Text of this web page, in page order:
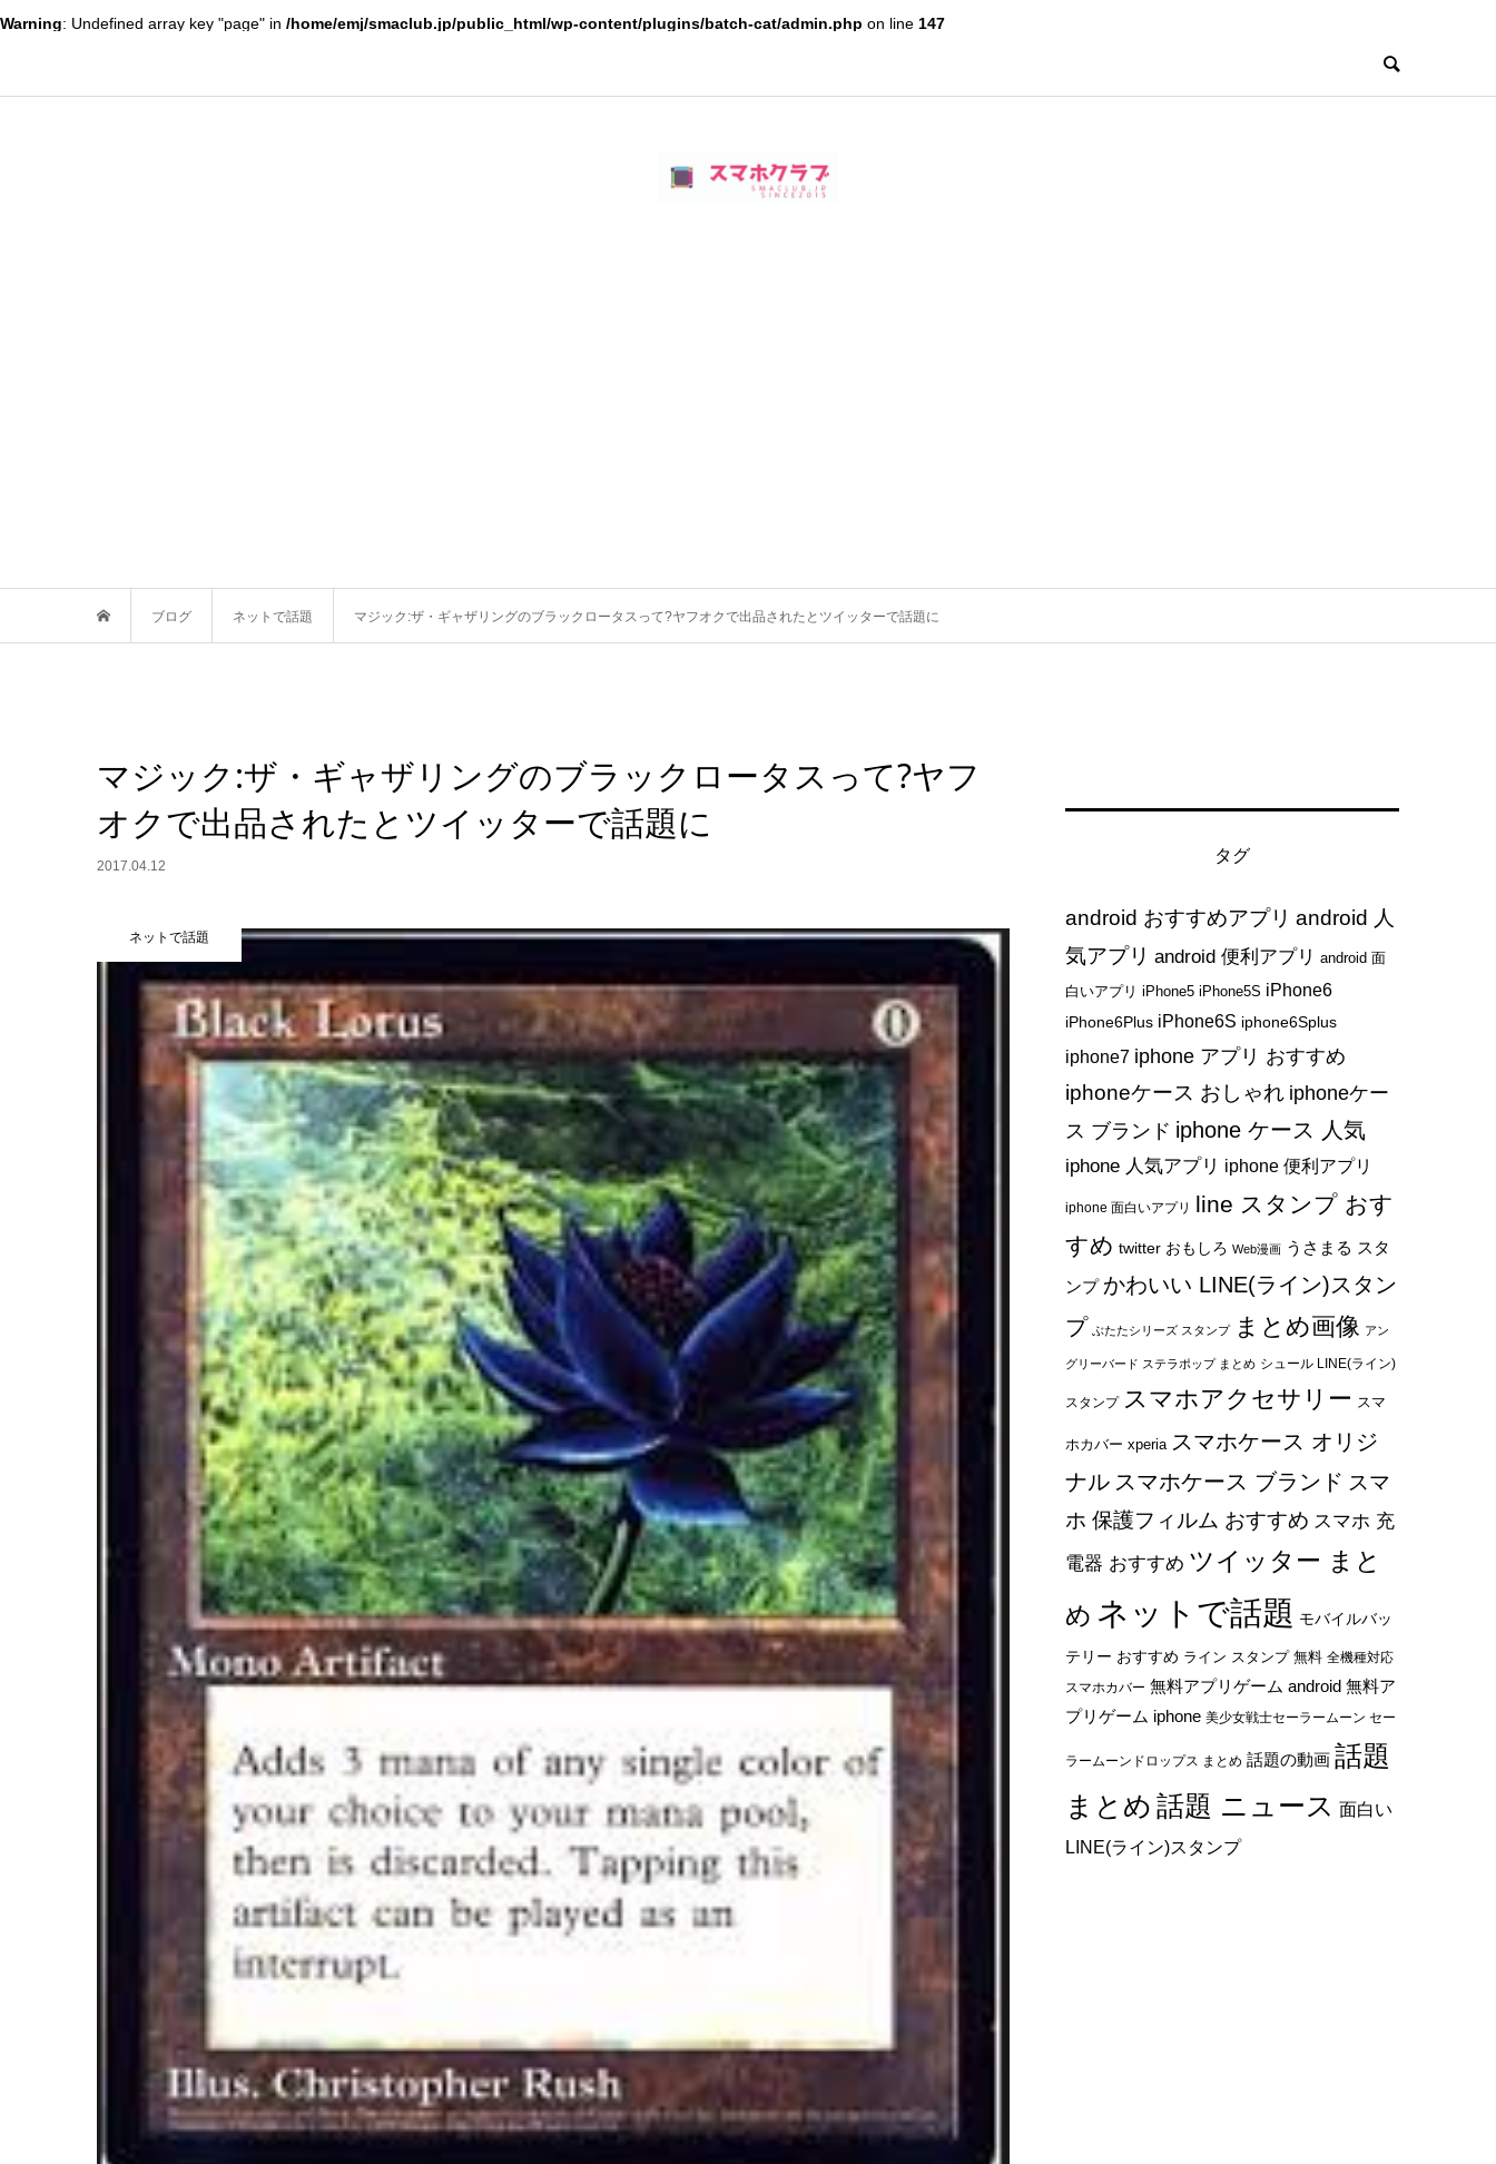
Warning: Undefined array key "page" in /home/emj/smaclub.jp/public_html/wp-content/plugins/batch-cat/admin.php on line 147
ブログ ネットで話題 マジック:ザ・ギャザリングのブラックロータスって?ヤフオクで出品されたとツイッターで話題に
マジック:ザ・ギャザリングのブラックロータスって?ヤフ
オクで出品されたとツイッターで話題に
2017.04.12
ネットで話題
タグ
android おすすめアプリ android 人
気アプリ android 便利アプリ android 面
白いアプリ iPhone5 iPhone5S iPhone6
iPhone6Plus iPhone6S iphone6Splus
iphone7 iphone アプリ おすすめ
iphoneケース おしゃれ iphoneケー
ス ブランド iphone ケース 人気
iphone 人気アプリ iphone 便利アプリ
iphone 面白いアプリ line スタンプ おす
すめ twitter おもしろ Web漫画 うさまる スタ
ンプ かわいい LINE(ライン)スタン
プ ぶたたシリーズ スタンプ まとめ画像 アン
グリーバード ステラポップ まとめ シュール LINE(ライン)
スタンプ スマホアクセサリー スマ
ホカバー xperia スマホケース オリジ
ナル スマホケース ブランド スマ
ホ 保護フィルム おすすめ スマホ 充
電器 おすすめ ツイッター まと
め ネットで話題 モバイルバッ
テリー おすすめ ライン スタンプ 無料 全機種対応
スマホカバー 無料アプリゲーム android 無料ア
プリゲーム iphone 美少女戦士セーラームーン セー
ラームーンドロップス まとめ 話題の動画 話題
まとめ 話題 ニュース 面白い
LINE(ライン)スタンプ